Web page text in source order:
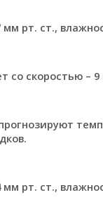
рт. ст.,
со скоростью – 9
рт. ст.,